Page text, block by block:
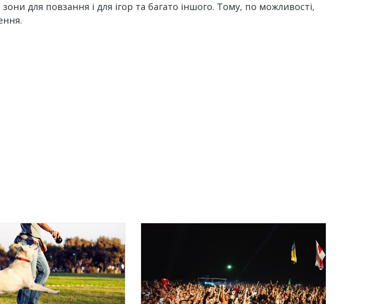
для повзання і для ігор та багато іншого. Тому, по можливості,